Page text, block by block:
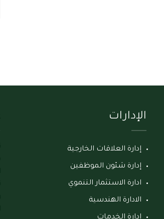
الإدارات
إدارة العلاقات الخارجية
إدارة شئون الموظفين
ادارة الاستثمار التنموي
الادارة الهندسية